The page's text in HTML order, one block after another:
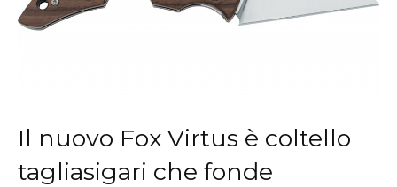
Il nuovo Fox Virtus è coltello
tagliasigari che fonde